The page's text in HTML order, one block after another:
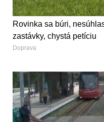
Rovinka sa búri,
zastávky, chystá petíciu
Doprava